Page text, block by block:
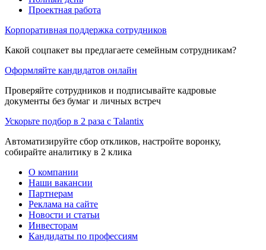
Проектная работа
Корпоративная поддержка сотрудников
Какой соцпакет вы предлагаете семейным сотрудникам?
Оформляйте кандидатов онлайн
Проверяйте сотрудников и подписывайте кадровые
документы без бумаг и личных встреч
Ускорьте подбор в 2 раза с Talantix
Автоматизируйте сбор откликов, настройте воронку,
собирайте аналитику в 2 клика
О компании
Наши вакансии
Партнерам
Реклама на сайте
Новости и статьи
Инвесторам
Кандидаты по профессиям